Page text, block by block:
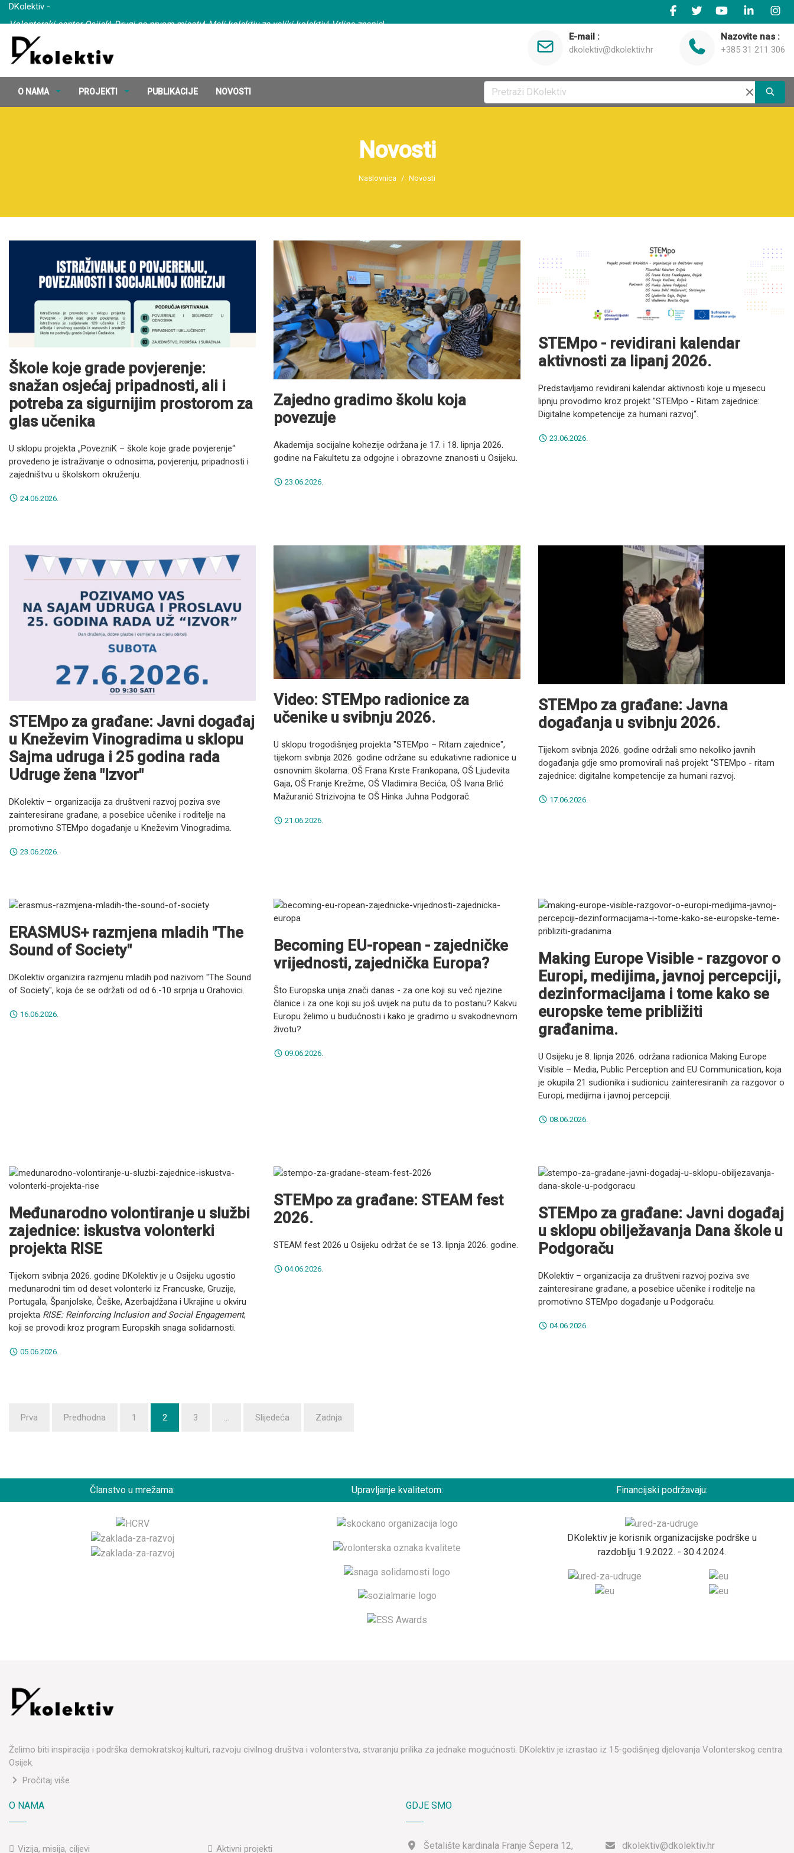
DKolektiv -
Volonterski centar Osijek|Drugi na prvom mjestu|Mali kolektiv za veliki kolektiv|Vrline znanja|
Energija srca
E-mail :
dkolektiv@dkolektiv.hr
Nazovite nas :
+385 31 211 306
O NAMA PROJEKTI PUBLIKACIJE NOVOSTI
Novosti
Naslovnica Novosti
Škole koje grade povjerenje:
snažan osjećaj pripadnosti, ali i
potreba za sigurnijim prostorom za
glas učenika
U sklopu projekta „PovezniK – škole koje grade povjerenje“
provedeno je istraživanje o odnosima, povjerenju, pripadnosti i
zajedništvu u školskom okruženju.
24.06.2026.
Zajedno gradimo školu koja
povezuje
Akademija socijalne kohezije održana je 17. i 18. lipnja 2026.
godine na Fakultetu za odgojne i obrazovne znanosti u Osijeku.
23.06.2026.
STEMpo - revidirani kalendar
aktivnosti za lipanj 2026.
Predstavljamo revidirani kalendar aktivnosti koje u mjesecu
lipnju provodimo kroz projekt "STEMpo - Ritam zajednice:
Digitalne kompetencije za humani razvoj“.
23.06.2026.
STEMpo za građane: Javni događaj
u Kneževim Vinogradima u sklopu
Sajma udruga i 25 godina rada
Udruge žena "Izvor"
DKolektiv – organizacija za društveni razvoj poziva sve
zainteresirane građane, a posebice učenike i roditelje na
promotivno STEMpo događanje u Kneževim Vinogradima.
23.06.2026.
Video: STEMpo radionice za
učenike u svibnju 2026.
U sklopu trogodišnjeg projekta "STEMpo – Ritam zajednice",
tijekom svibnja 2026. godine održane su edukativne radionice u
osnovnim školama: OŠ Frana Krste Frankopana, OŠ Ljudevita
Gaja, OŠ Franje Krežme, OŠ Vladimira Becića, OŠ Ivana Brlić
Mažuranić Strizivojna te OŠ Hinka Juhna Podgorač.
21.06.2026.
STEMpo za građane: Javna
događanja u svibnju 2026.
Tijekom svibnja 2026. godine održali smo nekoliko javnih
događanja gdje smo promovirali naš projekt "STEMpo - ritam
zajednice: digitalne kompetencije za humani razvoj.
17.06.2026.
ERASMUS+ razmjena mladih "The
Sound of Society"
DKolektiv organizira razmjenu mladih pod nazivom "The Sound
of Society", koja će se održati od od 6.-10 srpnja u Orahovici.
16.06.2026.
Becoming EU-ropean - zajedničke
vrijednosti, zajednička Europa?
Što Europska unija znači danas - za one koji su već njezine
članice i za one koji su još uvijek na putu da to postanu? Kakvu
Europu želimo u budućnosti i kako je gradimo u svakodnevnom
životu?
09.06.2026.
Making Europe Visible - razgovor o
Europi, medijima, javnoj percepciji,
dezinformacijama i tome kako se
europske teme približiti
građanima.
U Osijeku je 8. lipnja 2026. održana radionica Making Europe
Visible – Media, Public Perception and EU Communication, koja
je okupila 21 sudionika i sudionicu zainteresiranih za razgovor o
Europi, medijima i javnoj percepciji.
08.06.2026.
Međunarodno volontiranje u službi
zajednice: iskustva volonterki
projekta RISE
Tijekom svibnja 2026. godine DKolektiv je u Osijeku ugostio
međunarodni tim od deset volonterki iz Francuske, Gruzije,
Portugala, Španjolske, Češke, Azerbajdžana i Ukrajine u okviru
projekta RISE: Reinforcing Inclusion and Social Engagement,
koji se provodi kroz program Europskih snaga solidarnosti.
05.06.2026.
STEMpo za građane: STEAM fest
2026.
STEAM fest 2026 u Osijeku održat će se 13. lipnja 2026. godine.
04.06.2026.
STEMpo za građane: Javni događaj
u sklopu obilježavanja Dana škole u
Podgoraču
DKolektiv – organizacija za društveni razvoj poziva sve
zainteresirane građane, a posebice učenike i roditelje na
promotivno STEMpo događanje u Podgoraču.
04.06.2026.
Prva Predhodna 1 2 3 ... Slijedeća Zadnja
Članstvo u mrežama: Upravljanje kvalitetom: Financijski podržavaju:
DKolektiv je korisnik organizacijske podrške u
razdoblju 1.9.2022. - 30.4.2024.
Želimo biti inspiracija i podrška demokratskoj kulturi, razvoju civilnog društva i volonterstva, stvaranju prilika za jednake mogućnosti. DKolektiv je izrastao iz 15-godišnjeg djelovanja Volonterskog centra
Osijek.
Pročitaj više
O NAMA
Vizija, misija, ciljevi Aktivni projekti
GDJE SMO
Šetalište kardinala Franje Šepera 12, dkolektiv@dkolektiv.hr